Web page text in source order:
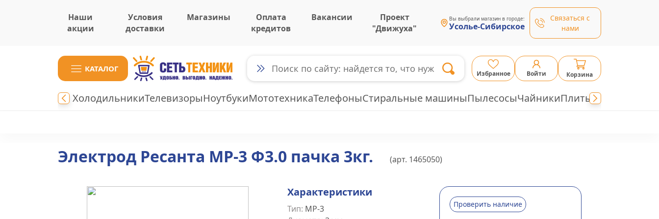
Наши
акции
Условия
доставки
Магазины
Оплата
кредитов
Вакансии
Проект
"Движуха"
Вы выбрали магазин в городе:
Усолье-Сибирское
Связаться с
нами
КАТАЛОГ
Избранное Войти Корзина
ХолодильникиТелевизорыНоутбукиМототехникаТелефоныСтиральные машиныПылесосыЧайникиПлиты
Электрод Ресанта МР-3 Ф3.0 пачка 3кг. (арт. 1465050)
Проверить наличие
Характеристики
Тип: МР-3